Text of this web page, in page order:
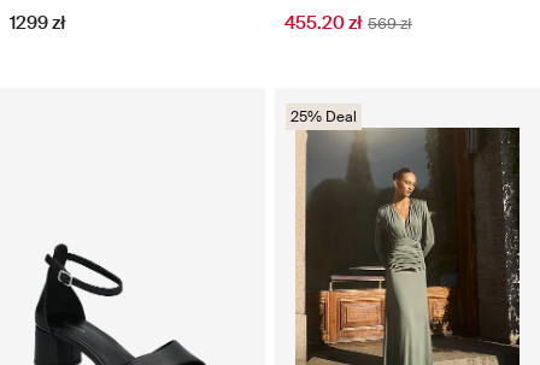
1299 zł 455.20 zł 569 zł
25% Deal